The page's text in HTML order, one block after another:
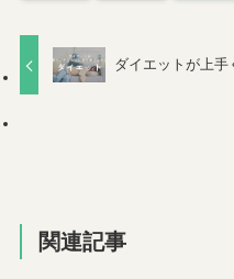
ダイエットが上手
関連記事